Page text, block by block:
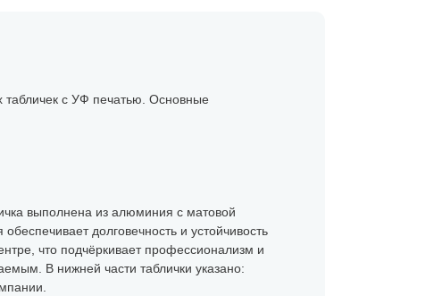
с УФ печатью. Основные
выполнена из алюминия с матовой
долговечность и устойчивость
что подчёркивает профессионализм и
В нижней части таблички указано: